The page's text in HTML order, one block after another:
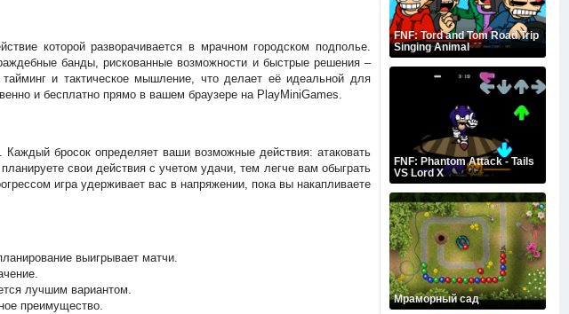
которой разворачивается в мрачном городском подполье.
банды, рискованные возможности и быстрые решения –
и тактическое мышление, что делает её идеальной для
и бесплатно прямо в вашем браузере на PlayMiniGames.
бросок определяет ваши возможные действия: атаковать
свои действия с учетом удачи, тем легче вам обыграть
игра удерживает вас в напряжении, пока вы накапливаете
выигрывает матчи.
лучшим вариантом.
преимущество.
FNF: Tord and Tom Road Trip
Singing Animal
FNF: Phantom Attack - Tails
VS Lord X
Мраморный сад